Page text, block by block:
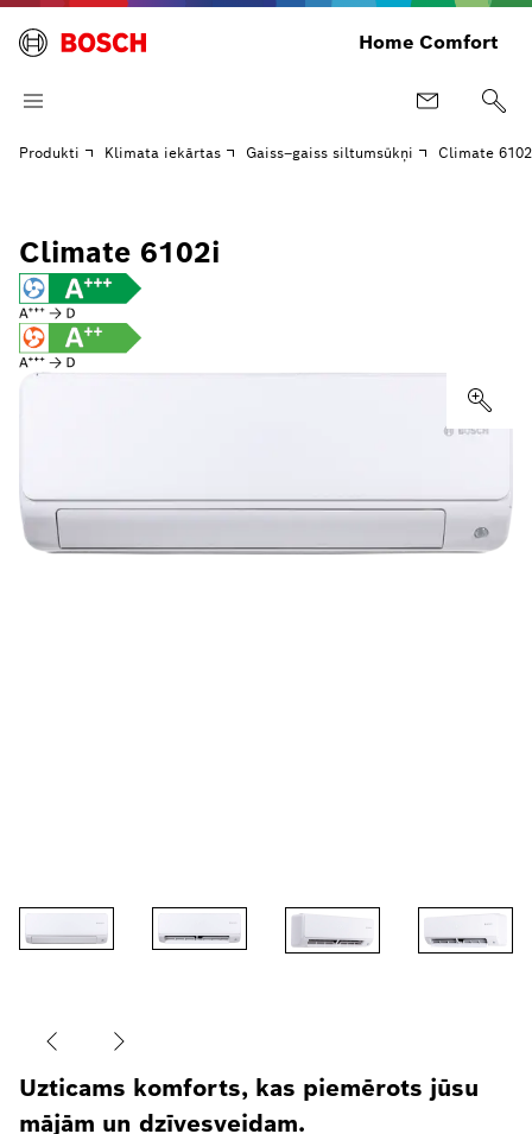
Home Comfort
Produkti Klimata iekārtas Gaiss–gaiss siltumsūkņi Climate
Climate 6102i
Uzticams komforts, kas piemērots jūsu
mājām un dzīvesveidam.